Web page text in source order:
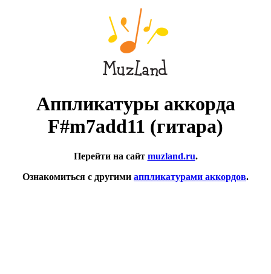
Аппликатуры аккорда
F#m7add11 (гитара)
Перейти на сайт muzland.ru.
Ознакомиться с другими аппликатурами аккордов.